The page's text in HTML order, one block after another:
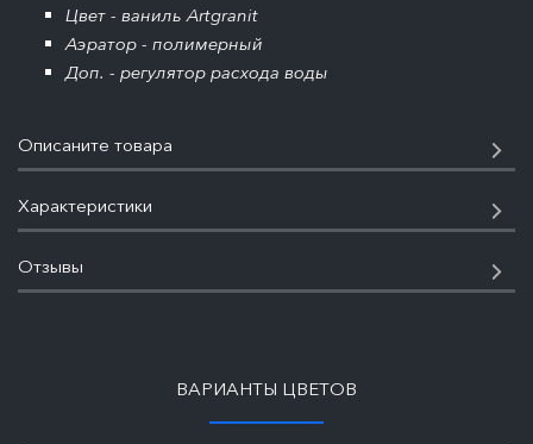
Цвет - ваниль Artgranit
Аэратор - полимерный
Доп. - регулятор расхода воды
Описаните товара
Характеристики
Отзывы
ВАРИАНТЫ ЦВЕТОВ